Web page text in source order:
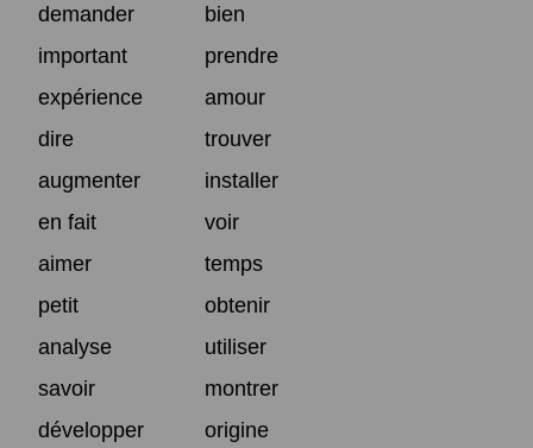
demander
bien
important
prendre
expérience
amour
dire
trouver
augmenter
installer
en fait
voir
aimer
temps
petit
obtenir
analyse
utiliser
savoir
montrer
développer
origine